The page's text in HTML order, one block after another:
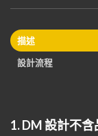
描述
設計流程
1. DM 設計不